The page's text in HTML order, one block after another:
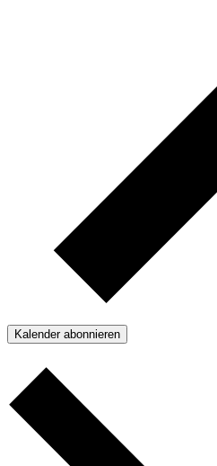
Kalender abonnieren